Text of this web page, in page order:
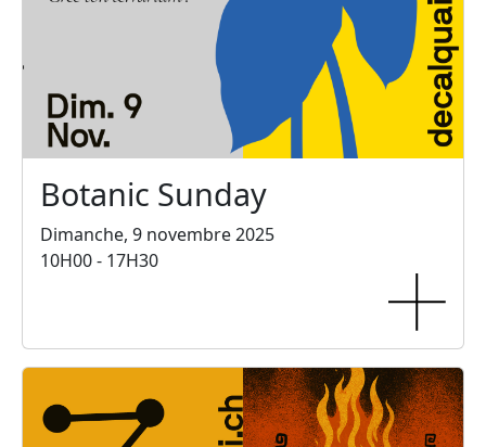
Botanic Sunday
Dimanche, 9 novembre 2025
10H00 - 17H30